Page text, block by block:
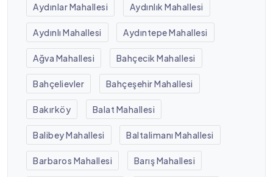
Aydınlar Mahallesi Aydınlık Mahallesi
Aydınlı Mahallesi Aydıntepe Mahallesi
Ağva Mahallesi Bahçecik Mahallesi
Bahçelievler Bahçeşehir Mahallesi
Bakırköy Balat Mahallesi
Balibey Mahallesi Baltalimanı Mahallesi
Barbaros Mahallesi Barış Mahallesi